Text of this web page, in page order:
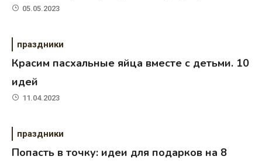
05.05.2023
праздники
Красим пасхальные яйца вместе с детьми. 10
идей
11.04.2023
праздники
Попасть в точку: идеи для подарков на 8